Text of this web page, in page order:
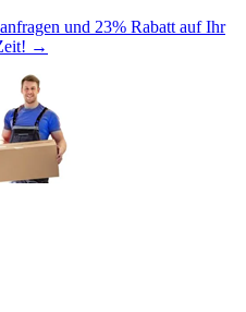
und 23% Rabatt auf Ihr
→